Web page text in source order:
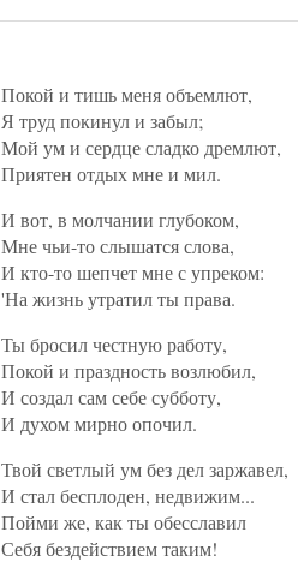
Покой и тишь меня объемлют,
Я труд покинул и забыл;
Мой ум и сердце сладко дремлют,
Приятен отдых мне и мил.
И вот, в молчании глубоком,
Мне чьи-то слышатся слова,
И кто-то шепчет мне с упреком:
'На жизнь утратил ты права.
Ты бросил честную работу,
Покой и праздность возлюбил,
И создал сам себе субботу,
И духом мирно опочил.
Твой светлый ум без дел заржавел,
И стал бесплоден, недвижим...
Пойми же, как ты обесславил
Себя бездействием таким!